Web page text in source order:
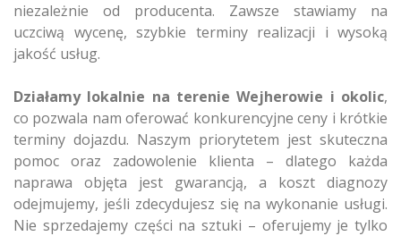
niezależnie od producenta. Zawsze stawiamy na
uczciwą wycenę, szybkie terminy realizacji i wysoką
jakość usług.
Działamy lokalnie na terenie Wejherowie i okolic,
co pozwala nam oferować konkurencyjne ceny i krótkie
terminy dojazdu. Naszym priorytetem jest skuteczna
pomoc oraz zadowolenie klienta – dlatego każda
naprawa objęta jest gwarancją, a koszt diagnozy
odejmujemy, jeśli zdecydujesz się na wykonanie usługi.
Nie sprzedajemy części na sztuki – oferujemy je tylko